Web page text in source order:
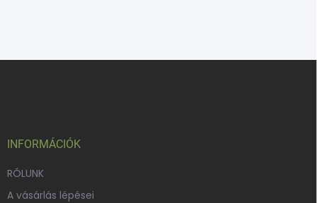
INFORMÁCIÓK
RÓLUNK
A vásárlás lépései